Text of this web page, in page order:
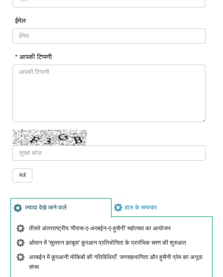
ईमेल
* आपकी टिप्पणी
ज्यादा देख़े जाने वाले हाल के समाचार
तीसरे अंतरराष्ट्रीय 'मीरास-ए-अरबईन-ए-हुसैनी' महोत्सव का आयोजन
ओमान में 'सुल्तान क़ाबूस' क़ुरआन प्रतियोगिता के प्रारंभिक चरण की शुरुआत
अरबईन में क़ुरआनी मोकिबों की गतिविधियाँ: जनसहभागिता और हुसैनी प्रेम का अनूठा
संगम